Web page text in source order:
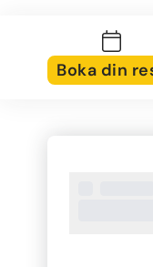
Boka din